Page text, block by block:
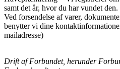
samt det år, hvor du har vundet den.
Ved forsendelse af varer,
benytter vi dine
mailadresse)
Drift af Forbundet, herunder